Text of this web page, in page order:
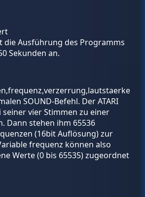
die Ausführung des Programms
Sekunden an.
frequenz,verzerrung,lautstaerke
SOUND-Befehl. Der ATARI
seiner vier Stimmen zu einer
Dann stehen ihm 65536
(16bit Auflösung) zur
frequenz können also
Werte (0 bis 65535) zugeordnet